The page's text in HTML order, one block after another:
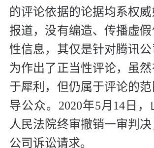
的评论依据的论据均系权
报道，没有编造、传播虚
性信息，其仅是针对腾讯
为作出了正当性评论，虽
于犀利，但仍属于评论的
导公众。2020年5月14日
人民法院终审撤销一审判
公司诉讼请求。